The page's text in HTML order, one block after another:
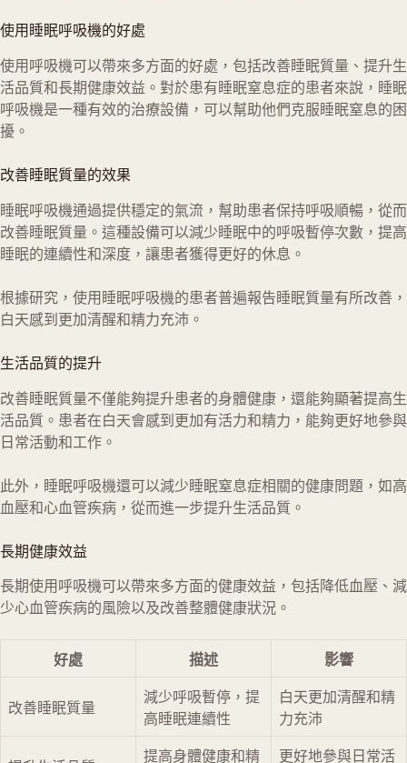
使用睡眠呼吸機的好處
使用呼吸機可以帶來多方面的好處，包括改善睡眠質量、提升生
活品質和長期健康效益。對於患有睡眠窒息症的患者來說，睡眠
呼吸機是一種有效的治療設備，可以幫助他們克服睡眠窒息的困
擾。
改善睡眠質量的效果
睡眠呼吸機通過提供穩定的氣流，幫助患者保持呼吸順暢，從而
改善睡眠質量。這種設備可以減少睡眠中的呼吸暫停次數，提高
睡眠的連續性和深度，讓患者獲得更好的休息。
根據研究，使用睡眠呼吸機的患者普遍報告睡眠質量有所改善，
白天感到更加清醒和精力充沛。
生活品質的提升
改善睡眠質量不僅能夠提升患者的身體健康，還能夠顯著提高生
活品質。患者在白天會感到更加有活力和精力，能夠更好地參與
日常活動和工作。
此外，睡眠呼吸機還可以減少睡眠窒息症相關的健康問題，如高
血壓和心血管疾病，從而進一步提升生活品質。
長期健康效益
長期使用呼吸機可以帶來多方面的健康效益，包括降低血壓、減
少心血管疾病的風險以及改善整體健康狀況。
好處 描述 影響
改善睡眠質量
減少呼吸暫停，提
高睡眠連續性
白天更加清醒和精
力充沛
提高身體健康和精
更好地參與日常活